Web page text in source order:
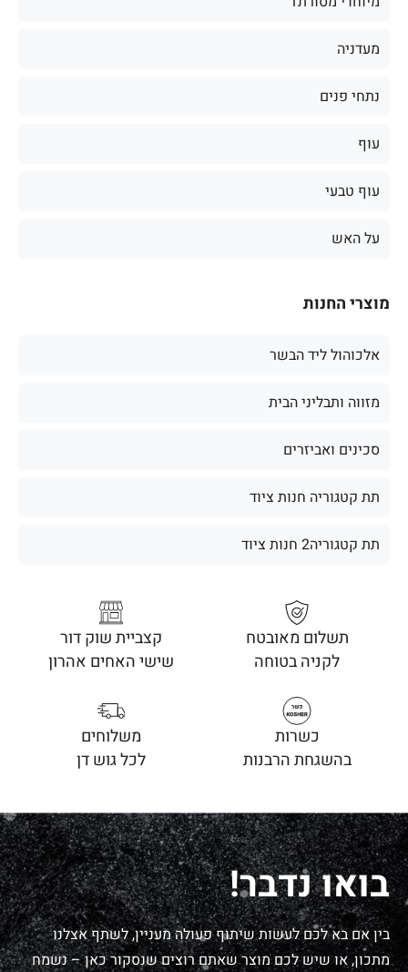
מעדניה
נתחי פנים
עוף
עוף טבעי
על האש
מוצרי החנות
אלכוהול ליד הבשר
מזווה ותבליני הבית
סכינים ואביזרים
תת קטגוריה חנות ציוד
תת קטגוריה2 חנות ציוד
תשלום מאובטח
לקניה בטוחה
קצביית שוק דור
שישי האחים אהרון
כשרות
בהשגחת הרבנות
משלוחים
לכל גוש דן
בואו נדבר!
בין אם בא לכם לעשות שיתוף פעולה מעניין, לשתף אצלנו
מתכון, או שיש לכם מוצר שאתם רוצים שנסקור כאן – נשמח